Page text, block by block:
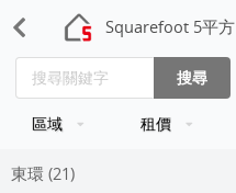
Squarefoot 5平方
搜尋
區域 租價
東環 (21)